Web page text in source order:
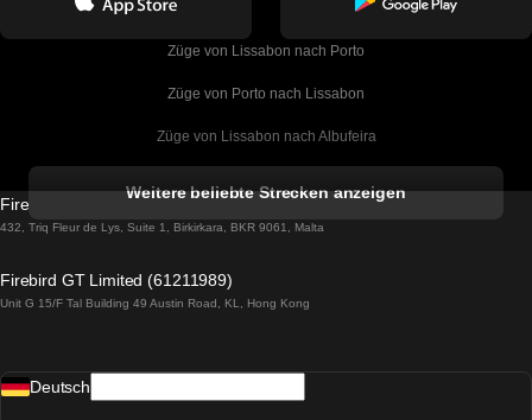
Züge von Lissabon nach Porto
Züge von Porto nach Lissabon
Züge von Lissabon nach Albufeira
Züge von Lissabon nach Lagos
Züge von Lissabon nach Madrid
Weitere beliebte Strecken anzeigen
Firebird GT Limited (OC 1451)
432, Triq Fleur de Lys, Suite 1, Birkirkara, BKR 9061, Malta
Firebird GT Limited (61211989)
Unit G 15/F Tal Building 49 Austin Road, KL, Hong Kong
Deutsch